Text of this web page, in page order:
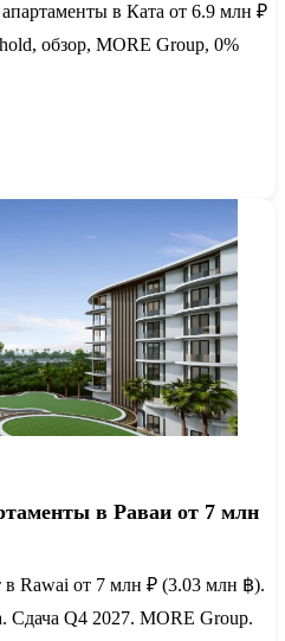
в Ката от 6.9 млн ₽
обзор, MORE Group, 0%
в Раваи от 7 млн
Rawai от 7 млн ₽ (3.03 млн ฿).
Сдача Q4 2027. MORE Group.